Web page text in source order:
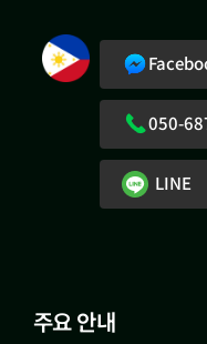
050-
LINE
주요 안내